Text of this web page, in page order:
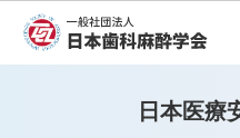
日本医療